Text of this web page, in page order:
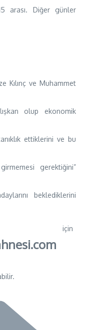
arası. Diğer günler
Kılınç ve Muhammet
olup ekonomik
ettiklerini ve bu
gerektiğini”
beklediklerini
için